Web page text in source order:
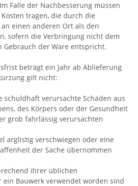
Falle der Nachbesserung müssen
tragen, die durch die
einen anderen Ort als den
sofern die Verbringung nicht dem
Gebrauch der Ware entspricht.
beträgt ein Jahr ab Ablieferung
gilt nicht:
schuldhaft verursachte Schäden aus
des Körpers oder der Gesundheit
grob fahrlässig verursachten
arglistig verschwiegen oder eine
der Sache übernommen
ihrer üblichen
ein Bauwerk verwendet worden sind